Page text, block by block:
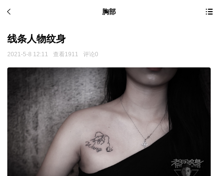
胸部
线条人物纹身
2021-5-8 12:11 查看1911 评论0